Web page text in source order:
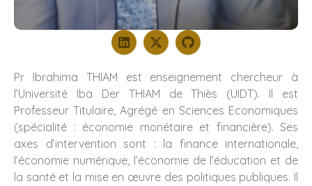
Pr Ibrahima THIAM est enseignement chercheur à
l’Université Iba Der THIAM de Thiès (UIDT). Il est
Professeur Titulaire, Agrégé en Sciences Economiques
(spécialité : économie monétaire et financière). Ses
axes d’intervention sont : la finance internationale,
l’économie numérique, l’économie de l’éducation et de
la santé et la mise en œuvre des politiques publiques. Il